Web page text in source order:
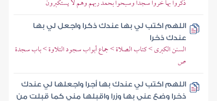
ذكروا بها خروا سجدا وسبحوا بحمد ربهم وهم لا يستكبرون
اللهم اكتب لي بها عندك ذكرا واجعل لي بها
عندك ذخرا
السنن الكبرى > كتاب الصلاة > جماع أبواب سجود التلاوة > باب سجدة
ص
اللهم اكتب لي عندك بها أجرا واجعلها لي عندك
ذخرا وضع عني بها وزرا واقبلها مني كما قبلت من